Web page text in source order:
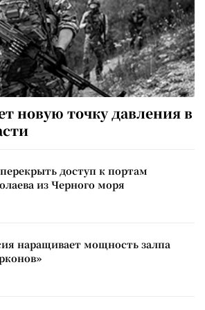
новую точку давления в
доступ к портам
из Черного моря
наращивает мощность залпа